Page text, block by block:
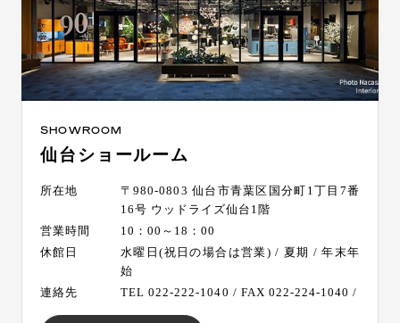
SHOWROOM
仙台ショールーム
所在地
〒980-0803 仙台市青葉区国分町1丁目7番
16号 ウッドライズ仙台1階
営業時間
10：00～18：00
休館日
水曜日(祝日の場合は営業) / 夏期 / 年末年
始
連絡先
TEL 022-222-1040 / FAX 022-224-1040 /